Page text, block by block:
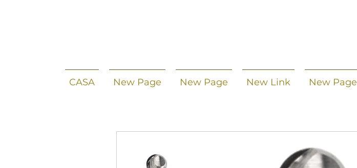
CASA New Page New Page New Link New Page